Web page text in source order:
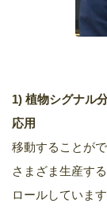
1) 植物シグナル
応用
移動することが
さまざま生産す
ロールしていま